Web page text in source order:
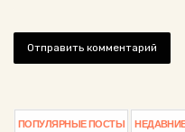
Что нужно
сайта
ПОПУЛЯРНЫЕ ПОСТЫ